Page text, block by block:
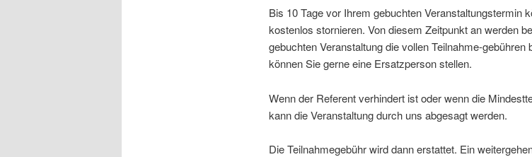
Bis 10 Tage vor Ihrem gebuchten Veranstaltungstermin
kostenlos stornieren. Von diesem Zeitpunkt an werden
gebuchten Veranstaltung die vollen Teilnahme-
können Sie gerne eine Ersatzperson stellen.
Wenn der Referent verhindert ist oder wenn die
kann die Veranstaltung durch uns abgesagt werden.
Die Teilnahmegebühr wird dann erstattet. Ein